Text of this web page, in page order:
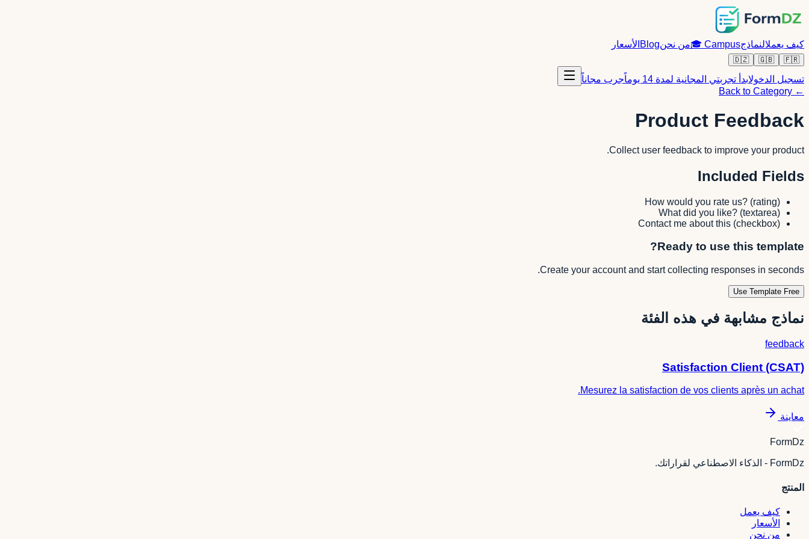
كيف يعملالنماذجCampus
🎓من نحنBlog الأسعار
🇫🇷
🇬🇧
🇩🇿
تسجيل الدخولابدأ تجربتي المجانية لمدة 14 يوماً
جرب مجاناً
← Back to Category
Product Feedback
Collect user feedback to improve your product.
Included Fields
How would you rate us? (rating)
What did you like? (textarea)
Contact me about this (checkbox)
Ready to use this template?
Create your account and start collecting responses in seconds.
Use Template Free
نماذج مشابهة في هذه الفئة
feedback
Satisfaction Client (CSAT)
Mesurez la satisfaction de vos clients après un achat.
معاينة
FormDz
FormDz - الذكاء الاصطناعي لقراراتك.
المنتج
كيف يعمل
الأسعار
من نحن